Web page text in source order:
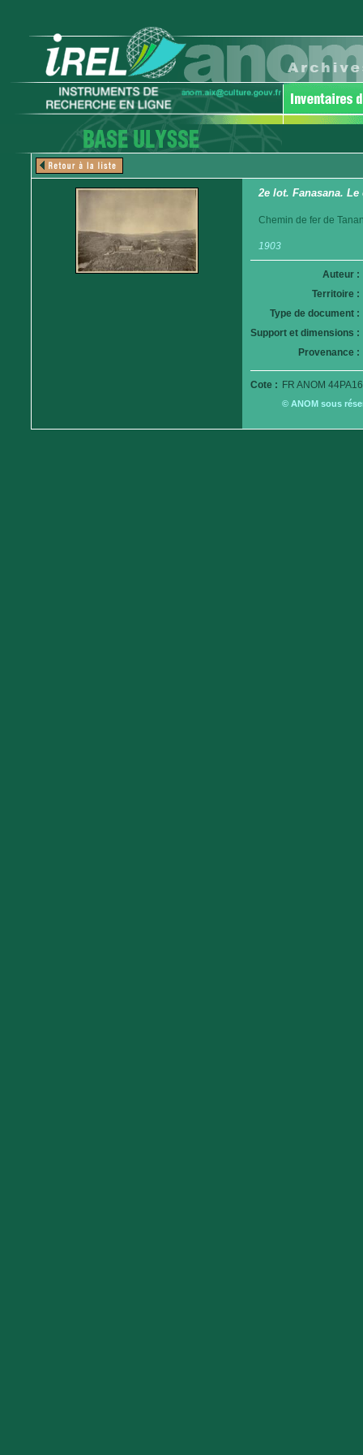
2e lot. Fanasana.
Chemin de fer de
1903
Auteur :
Territoire :
Type de document :
Support et dimensions :
Provenance :
Cote : FR ANOM
© ANOM sous